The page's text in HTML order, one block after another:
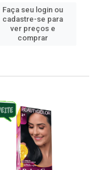
Faça seu login ou
cadastre-se para
ver preços e
comprar